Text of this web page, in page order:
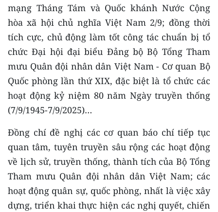
mạng Tháng Tám và Quốc khánh Nước Cộng
hòa xã hội chủ nghĩa Việt Nam 2/9; đồng thời
tích cực, chủ động làm tốt công tác chuẩn bị tổ
chức Đại hội đại biểu Đảng bộ Bộ Tổng Tham
mưu Quân đội nhân dân Việt Nam - Cơ quan Bộ
Quốc phòng lần thứ XIX, đặc biệt là tổ chức các
hoạt động kỷ niệm 80 năm Ngày truyền thống
(7/9/1945-7/9/2025)…
Đồng chí đề nghị các cơ quan báo chí tiếp tục
quan tâm, tuyên truyền sâu rộng các hoạt động
về lịch sử, truyền thống, thành tích của Bộ Tổng
Tham mưu Quân đội nhân dân Việt Nam; các
hoạt động quân sự, quốc phòng, nhất là việc xây
dựng, triển khai thực hiện các nghị quyết, chiến